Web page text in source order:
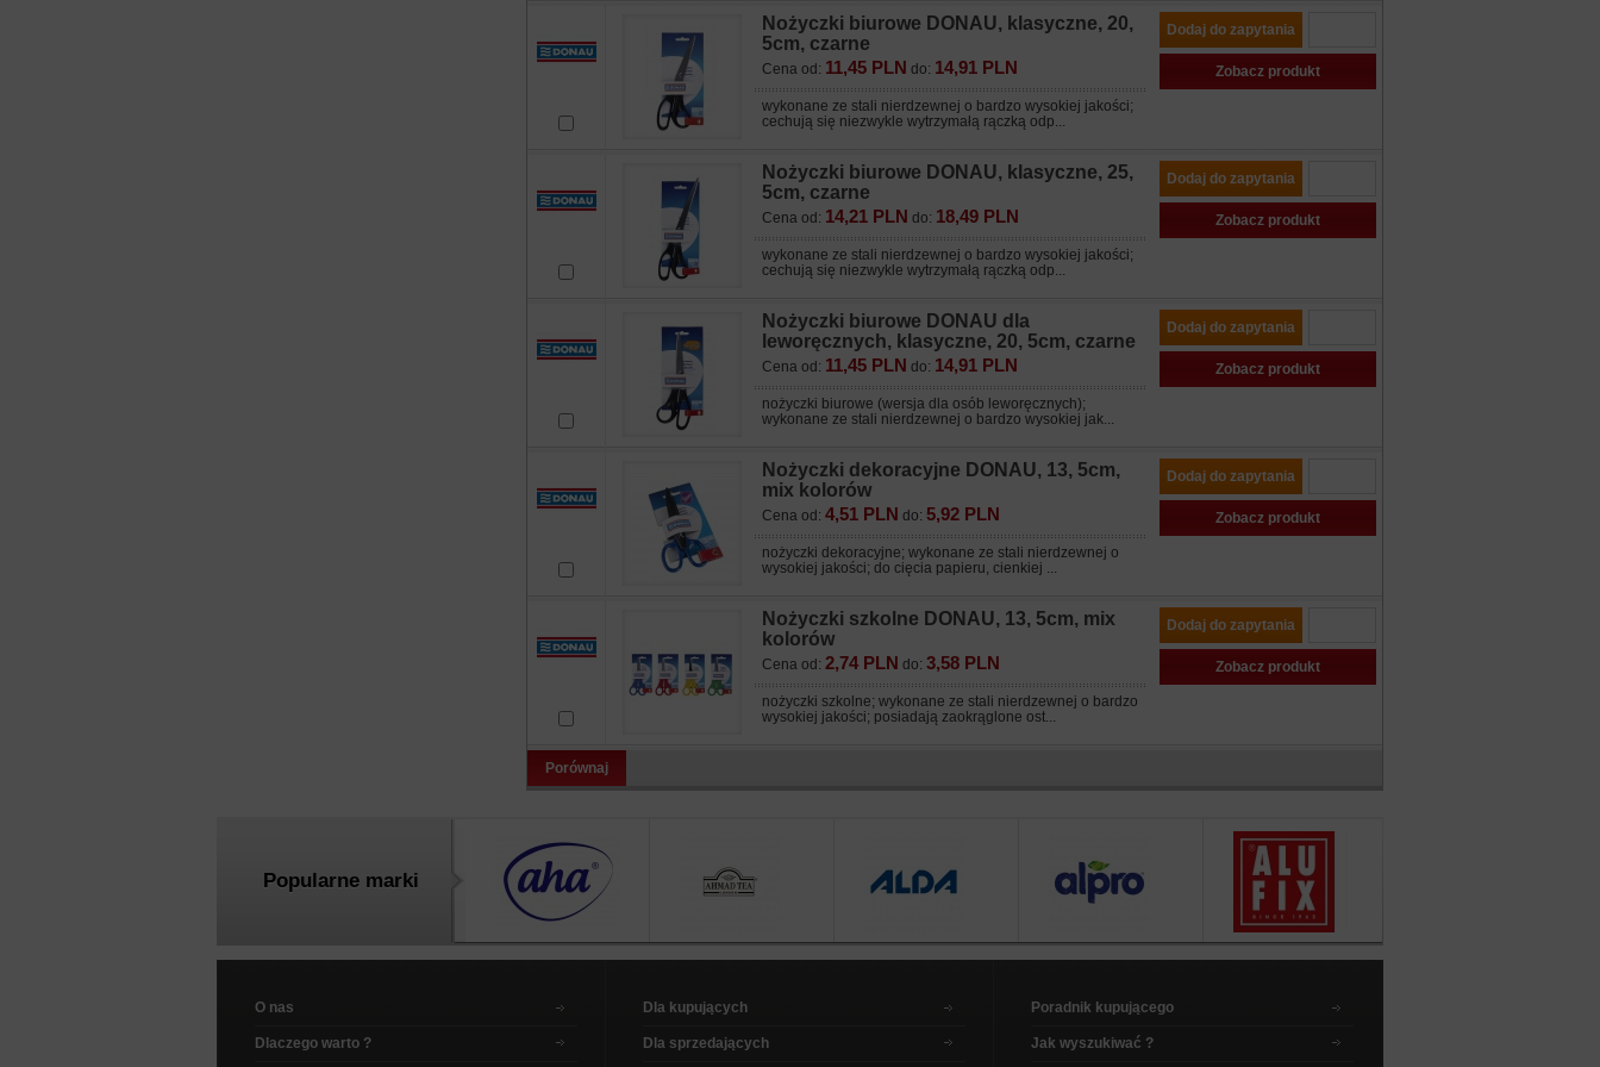
Nożyczki biurowe DONAU, klasyczne, 20,
5cm, czarne
Cena od: 11,45 PLN do: 14,91 PLN
wykonane ze stali nierdzewnej o bardzo wysokiej jakości;
cechują się niezwykle wytrzymałą rączką odp...
Dodaj do zapytania
Zobacz produkt
Nożyczki biurowe DONAU, klasyczne, 25,
5cm, czarne
Cena od: 14,21 PLN do: 18,49 PLN
wykonane ze stali nierdzewnej o bardzo wysokiej jakości;
cechują się niezwykle wytrzymałą rączką odp...
Dodaj do zapytania
Zobacz produkt
Nożyczki biurowe DONAU dla
leworęcznych, klasyczne, 20, 5cm, czarne
Cena od: 11,45 PLN do: 14,91 PLN
nożyczki biurowe (wersja dla osób leworęcznych);
wykonane ze stali nierdzewnej o bardzo wysokiej jak...
Dodaj do zapytania
Zobacz produkt
Nożyczki dekoracyjne DONAU, 13, 5cm,
mix kolorów
Cena od: 4,51 PLN do: 5,92 PLN
nożyczki dekoracyjne; wykonane ze stali nierdzewnej o
wysokiej jakości; do cięcia papieru, cienkiej ...
Dodaj do zapytania
Zobacz produkt
Nożyczki szkolne DONAU, 13, 5cm, mix
kolorów
Cena od: 2,74 PLN do: 3,58 PLN
nożyczki szkolne; wykonane ze stali nierdzewnej o bardzo
wysokiej jakości; posiadają zaokrąglone ost...
Dodaj do zapytania
Zobacz produkt
Porównaj
Popularne marki
O nas
Dlaczego warto ?
Dla kupujących
Dla sprzedających
Poradnik kupującego
Jak wyszukiwać ?